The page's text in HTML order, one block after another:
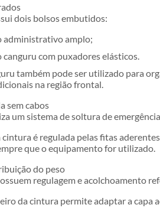
dois bolsos embutidos:
administrativo amplo;
canguru com puxadores elásticos.
também pode ser utilizado para
na região frontal.
sem cabos
um sistema de soltura de
cintura é regulada pelas fitas
que o equipamento for utilizado.
do peso
regulagem e acolchoamento
da cintura permite adaptar a capa